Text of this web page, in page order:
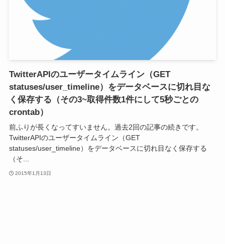
TwitterAPIのユーザータイムライン（GET
statuses/user_timeline）をデータベースに切れ目な
く保存する（その3~取得件数1件にして5秒ごとの
crontab）
前ふりが長くなってすいません。過去2回の記事の続きです。
TwitterAPIのユーザータイムライン（GET
statuses/user_timeline）をデータベースに切れ目なく保存する
（そ...
2015年1月13日